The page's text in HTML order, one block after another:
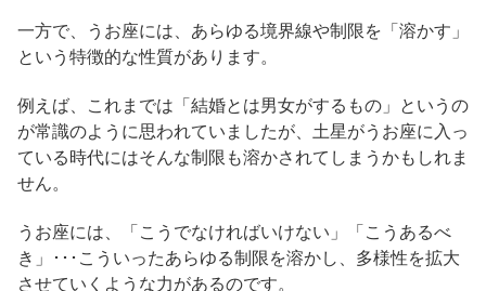
一方で、うお座には、あらゆる境界線や制限を「溶かす」
という特徴的な性質があります。
例えば、これまでは「結婚とは男女がするもの」というの
が常識のように思われていましたが、土星がうお座に入っ
ている時代にはそんな制限も溶かされてしまうかもしれま
せん。
うお座には、「こうでなければいけない」「こうあるべ
き」･･･こういったあらゆる制限を溶かし、多様性を拡大
させていくような力があるのです。